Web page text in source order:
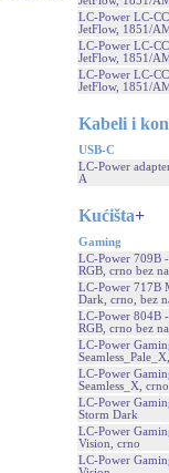
LC-Power LC-
JetFlow, 1851/
LC-Power LC-
JetFlow, 1851/
LC-Power LC-
JetFlow, 1851/
Kabeli i
USB-C
LC-Power
A
Kućišta+
Gaming
LC-Power 709B -
RGB, crno bez
LC-Power 717B
Dark, crno, bez
LC-Power 804B -
RGB, crno bez
LC-Power
LC-Power
Seamless_X, crno
LC-Power
Storm Dark
LC-Power
Vision, crno
LC-Power